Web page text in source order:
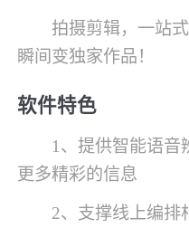
拍摄剪辑，一站
瞬间变独家作品！
软件特色
1、提供智能语音
更多精彩的信息
2、支撑线上编排